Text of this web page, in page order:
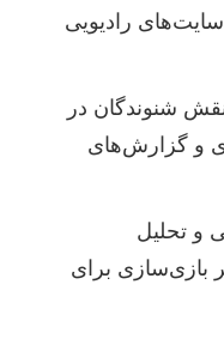
رادیویی
شنوندگان در
و گزارش‌های
و تحلیل
بازی‌سازی برای